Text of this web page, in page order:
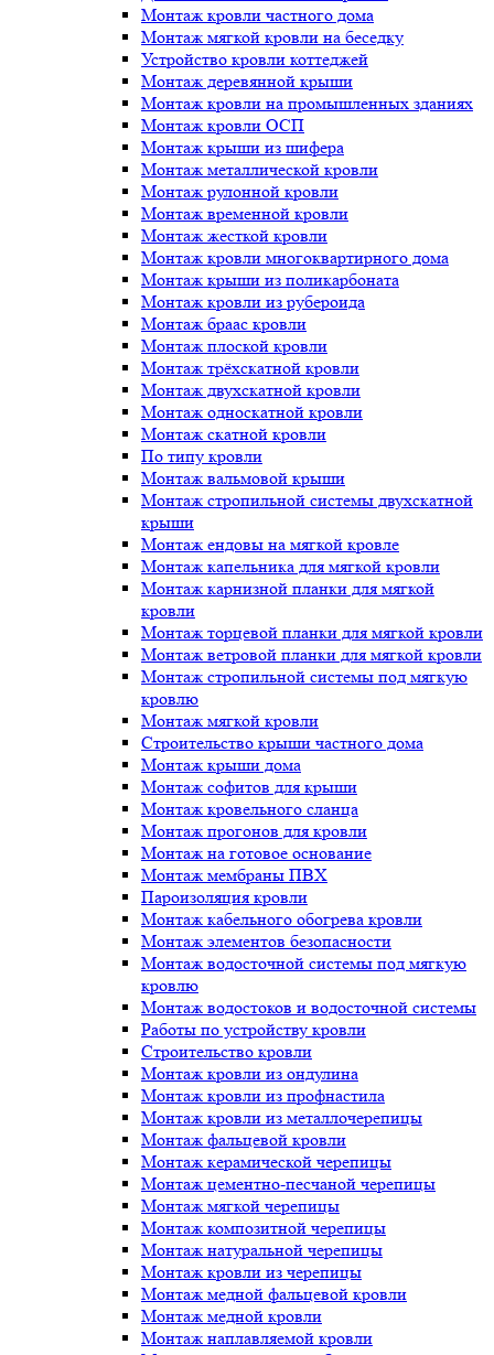
Монтаж кровли частного дома
Монтаж мягкой кровли на беседку
Устройство кровли коттеджей
Монтаж деревянной крыши
Монтаж кровли на промышленных зданиях
Монтаж кровли ОСП
Монтаж крыши из шифера
Монтаж металлической кровли
Монтаж рулонной кровли
Монтаж временной кровли
Монтаж жесткой кровли
Монтаж кровли многоквартирного дома
Монтаж крыши из поликарбоната
Монтаж кровли из рубероида
Монтаж браас кровли
Монтаж плоской кровли
Монтаж трёхскатной кровли
Монтаж двухскатной кровли
Монтаж односкатной кровли
Монтаж скатной кровли
По типу кровли
Монтаж вальмовой крыши
Монтаж стропильной системы двухскатной
крыши
Монтаж ендовы на мягкой кровле
Монтаж капельника для мягкой кровли
Монтаж карнизной планки для мягкой
кровли
Монтаж торцевой планки для мягкой кровли
Монтаж ветровой планки для мягкой кровли
Монтаж стропильной системы под мягкую
кровлю
Монтаж мягкой кровли
Строительство крыши частного дома
Монтаж крыши дома
Монтаж софитов для крыши
Монтаж кровельного сланца
Монтаж прогонов для кровли
Монтаж на готовое основание
Монтаж мембраны ПВХ
Пароизоляция кровли
Монтаж кабельного обогрева кровли
Монтаж элементов безопасности
Монтаж водосточной системы под мягкую
кровлю
Монтаж водостоков и водосточной системы
Работы по устройству кровли
Строительство кровли
Монтаж кровли из ондулина
Монтаж кровли из профнастила
Монтаж кровли из металлочерепицы
Монтаж фальцевой кровли
Монтаж керамической черепицы
Монтаж цементно-песчаной черепицы
Монтаж мягкой черепицы
Монтаж композитной черепицы
Монтаж натуральной черепицы
Монтаж кровли из черепицы
Монтаж медной фальцевой кровли
Монтаж медной кровли
Монтаж наплавляемой кровли